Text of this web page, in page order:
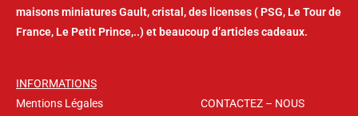
maisons miniatures Gault, cristal, des licenses ( PSG, Le Tour de
France, Le Petit Prince,..) et beaucoup d’articles cadeaux.
INFORMATIONS
Mentions Légales
CONTACTEZ – NOUS